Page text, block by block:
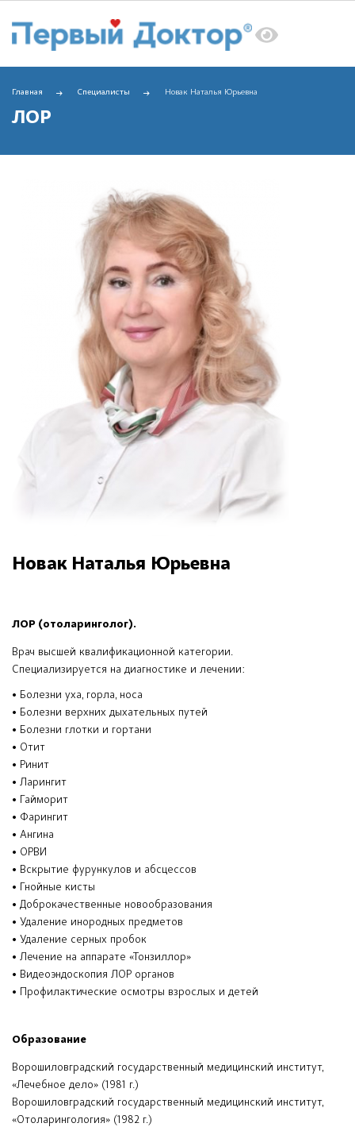
Главная Специалисты Новак Наталья Юрьевна
ЛОР
Новак Наталья Юрьевна
ЛОР (отоларинголог).
Врач высшей квалификационной категории.
Специализируется на диагностике и лечении:
• Болезни уха, горла, носа
• Болезни верхних дыхательных путей
• Болезни глотки и гортани
• Отит
• Ринит
• Ларингит
• Гайморит
• Фарингит
• Ангина
• ОРВИ
• Вскрытие фурункулов и абсцессов
• Гнойные кисты
• Доброкачественные новообразования
• Удаление инородных предметов
• Удаление серных пробок
• Лечение на аппарате «Тонзиллор»
• Видеоэндоскопия ЛОР органов
• Профилактические осмотры взрослых и детей
Образование
Ворошиловградский государственный медицинский институт,
«Лечебное дело» (1981 г.)
Ворошиловградский государственный медицинский институт,
«Отоларингология» (1982 г.)